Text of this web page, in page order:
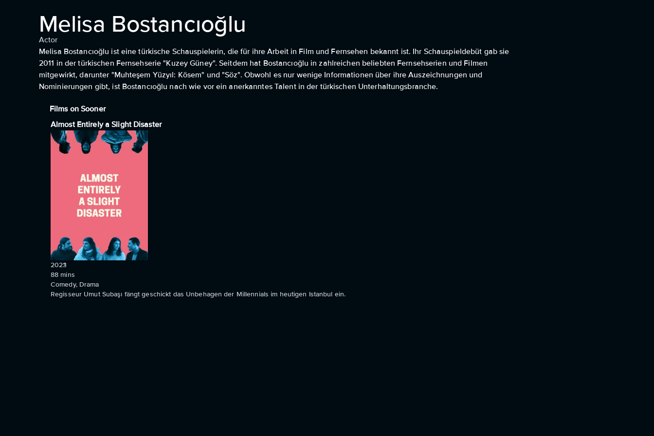
Melisa Bostancıoğlu
Actor
Melisa Bostancıoğlu ist eine türkische Schauspielerin, die für ihre Arbeit in Film und Fernsehen bekannt ist. Ihr Schauspieldebüt gab sie
2011 in der türkischen Fernsehserie "Kuzey Güney". Seitdem hat Bostancıoğlu in zahlreichen beliebten Fernsehserien und Filmen
mitgewirkt, darunter "Muhteşem Yüzyıl: Kösem" und "Söz". Obwohl es nur wenige Informationen über ihre Auszeichnungen und
Nominierungen gibt, ist Bostancıoğlu nach wie vor ein anerkanntes Talent in der türkischen Unterhaltungsbranche.
Films on Sooner
Almost Entirely a Slight Disaster
2023
88 mins
Comedy, Drama
Regisseur Umut Subaşı fängt geschickt das Unbehagen der Millennials im heutigen Istanbul ein.